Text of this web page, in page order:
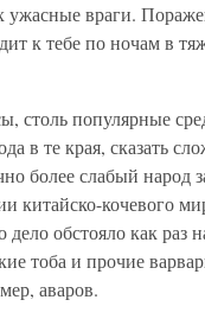
ужасные враги.
к тебе по ночам в
столь популярные
в те края, сказать
более слабый народ
китайско-кочевого
обстояло как раз
тоба и прочие
аваров.